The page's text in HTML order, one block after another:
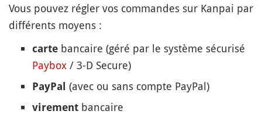
Vous pouvez régler vos commandes sur Kanpai par
différents moyens :
carte bancaire (géré par le système sécurisé
Paybox / 3-D Secure)
PayPal (avec ou sans compte PayPal)
virement bancaire